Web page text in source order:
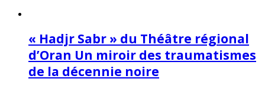
« Hadjr Sabr » du Théâtre régional
d’Oran Un miroir des traumatismes
de la décennie noire